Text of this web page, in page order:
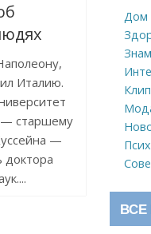
Италию.
старшему
—
доктора
Дом
ВСЕ